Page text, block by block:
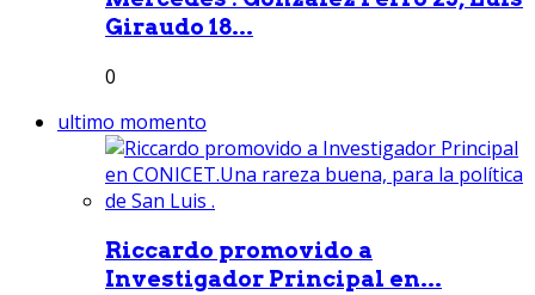
Giraudo 18...
0
ultimo momento
Riccardo promovido a
Investigador Principal en...